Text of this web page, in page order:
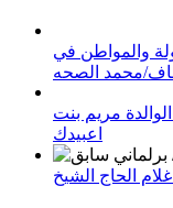
والمواطن في
محمد الصحه
مريم بنت
اعبيدك
الحاج الشيخ